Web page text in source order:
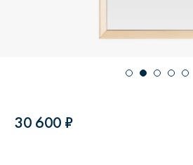
30 600 ₽